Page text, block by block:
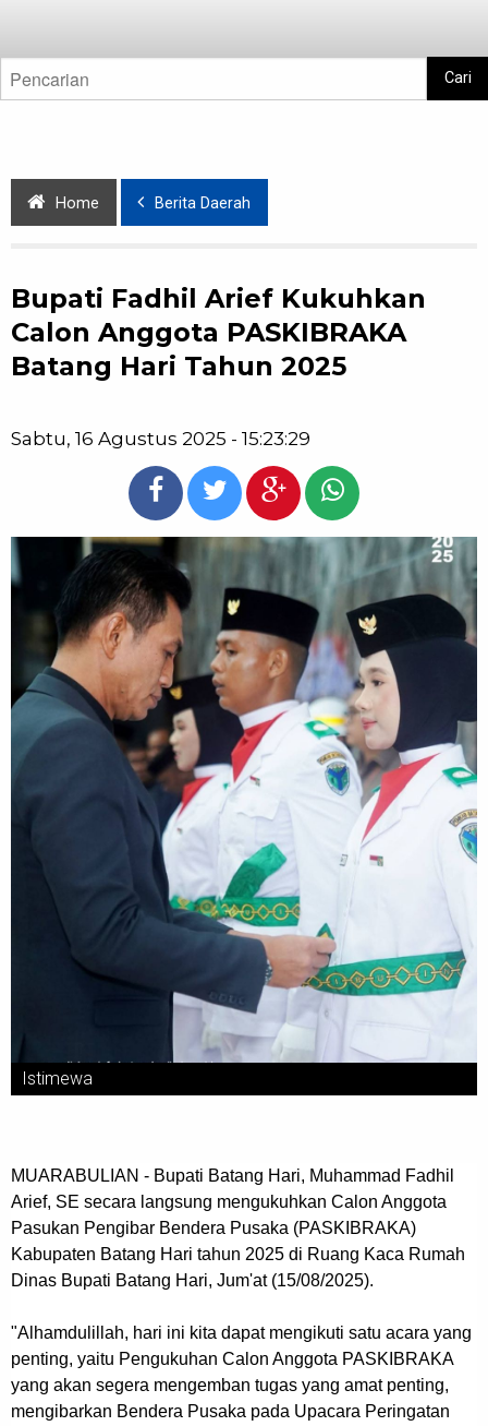
Cari
Home Berita Daerah
Bupati Fadhil Arief Kukuhkan
Calon Anggota PASKIBRAKA
Batang Hari Tahun 2025
Sabtu, 16 Agustus 2025 - 15:23:29
Istimewa
MUARABULIAN - Bupati Batang Hari, Muhammad Fadhil
Arief, SE secara langsung mengukuhkan Calon Anggota
Pasukan Pengibar Bendera Pusaka (PASKIBRAKA)
Kabupaten Batang Hari tahun 2025 di Ruang Kaca Rumah
Dinas Bupati Batang Hari, Jum'at (15/08/2025).
"Alhamdulillah, hari ini kita dapat mengikuti satu acara yang
penting, yaitu Pengukuhan Calon Anggota PASKIBRAKA
yang akan segera mengemban tugas yang amat penting,
mengibarkan Bendera Pusaka pada Upacara Peringatan